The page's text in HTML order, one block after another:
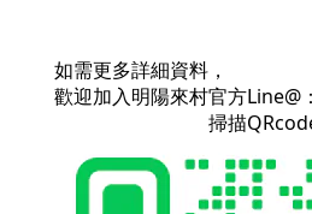
如需更多詳細資料，
歡迎加入明陽來村官方Line@
掃描